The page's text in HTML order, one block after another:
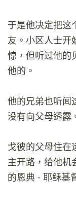
于是他决定把这
友。小区人士开
惊，但听过他的
他的。
他的兄弟也听闻
没有向父母透露
戈彼的父母住在
主开路，给他机
的恩典 - 耶稣基